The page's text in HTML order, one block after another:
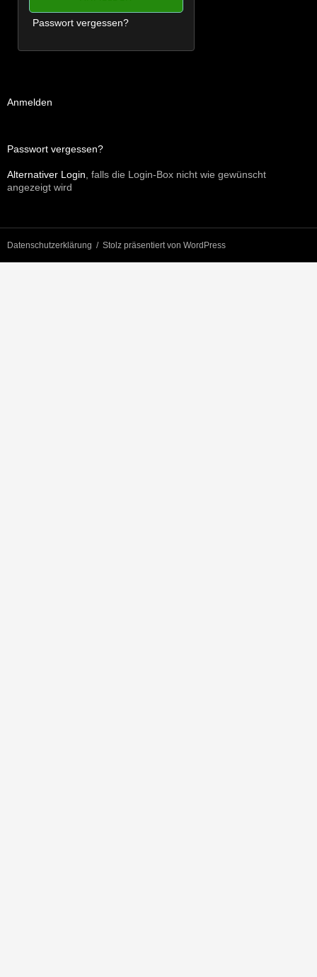
Passwort vergessen?
Anmelden
Passwort vergessen?
Alternativer Login , falls die Login-Box nicht wie gewünscht
angezeigt wird
Datenschutzerklärung Stolz präsentiert von WordPress